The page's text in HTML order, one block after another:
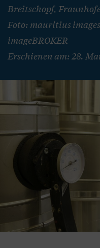
Breitschopf,
Foto: mauritius
imageBROKER
Erschienen am: 28.